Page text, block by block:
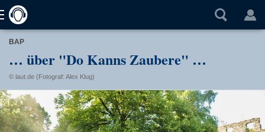
BAP
… über "Do Kanns Zaubere" …
© laut.de (Fotograf: Alex Klug)